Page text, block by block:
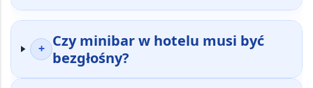
+ Czy minibar w hotelu musi być
bezgłośny?